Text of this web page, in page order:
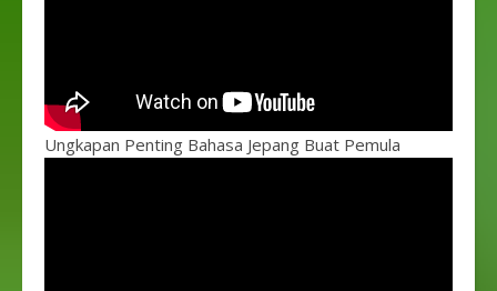
Ungkapan Penting Bahasa Jepang Buat Pemula